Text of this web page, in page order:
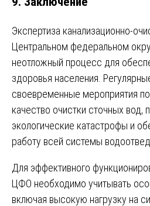
Экспертиза канализационно-
Центральном федеральном
неотложный процесс для
здоровья населения.
своевременные мероприятия
качество очистки сточных вод,
экологические катастрофы и
работу всей системы
Для эффективного
ЦФО необходимо учитывать
включая высокую нагрузку на